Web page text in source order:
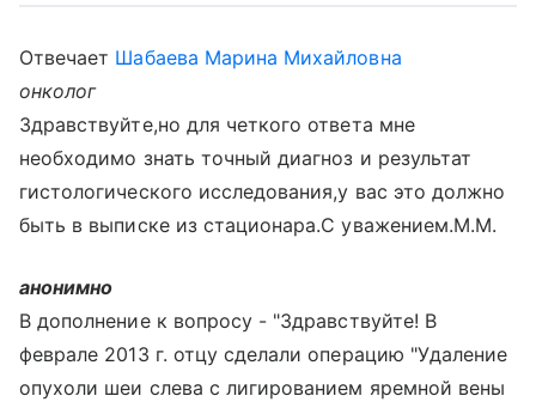
Отвечает Шабаева Марина Михайловна
онколог
Здравствуйте,но для четкого ответа мне
необходимо знать точный диагноз и результат
гистологического исследования,у вас это должно
быть в выписке из стационара.С уважением.М.М.
анонимно
В дополнение к вопросу - "Здравствуйте! В
феврале 2013 г. отцу сделали операцию "Удаление
опухоли шеи слева с лигированием яремной вены